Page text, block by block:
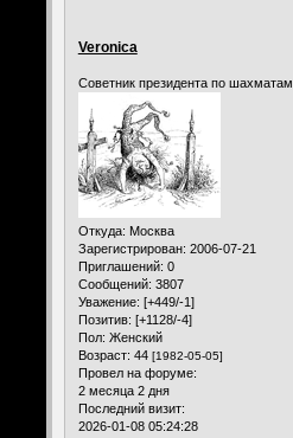
Veronica
Советник президента по шахматам
Откуда: Москва
Зарегистрирован: 2006-07-21
Приглашений: 0
Сообщений: 3807
Уважение: [+449/-1]
Позитив: [+1128/-4]
Пол: Женский
Возраст: 44 [1982-05-05]
Провел на форуме:
2 месяца 2 дня
Последний визит:
2026-01-08 05:24:28